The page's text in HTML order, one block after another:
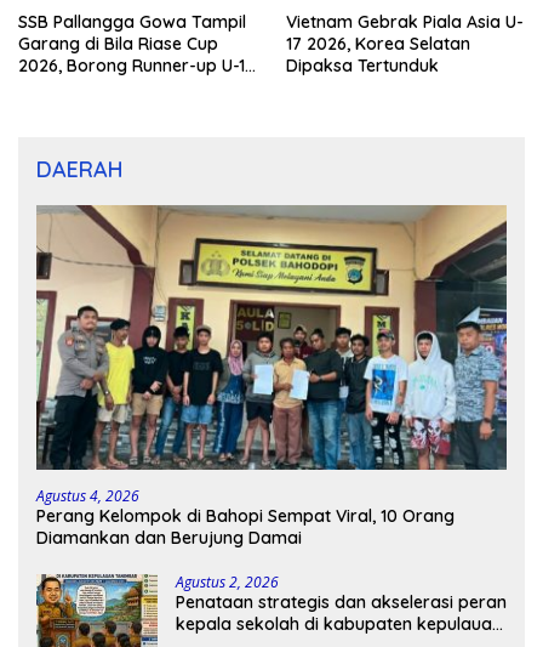
SSB Pallangga Gowa Tampil
Garang di Bila Riase Cup
2026, Borong Runner-up U-10
Vietnam Gebrak Piala Asia U-
17 2026, Korea Selatan
Dipaksa Tertunduk
DAERAH
Agustus 4, 2026
Perang Kelompok di Bahopi Sempat Viral, 10 Orang
Diamankan dan Berujung Damai
Agustus 2, 2026
Penataan strategis dan akselerasi peran
kepala sekolah di kabupaten kepulauan